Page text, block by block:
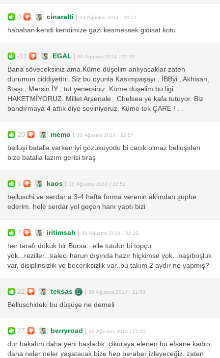
0 cinaralti | 30 Ağustos 2014 | 23:02
hababan kendi kendimize gazi kesmessek gidisat kotu
-11 EGAL | 30 Ağustos 2014 | 22:59
Bana söveceksiniz ama.Küme düşelim anlıyacaklar zaten
durumun ciddiyetini. Siz bu oyunla Kasımpaşayı , İBByi , Akhisarı,
8taşı , Mersin İY , tut yenersiniz. Küme düşelim bu ligi
HAKETMİYORUZ. Millet Arsenale , Chelsea ye kafa tutuyor. Biz
bandırmaya 4 attık diye seviniyoruz. Küme tek ÇARE ! . .
20 memo | 30 Ağustos 2014 | 22:57
belluşi batalla varken iyi gözüküyodu bi cacık olmaz belluşiden
bize batalla lazım gerisi tıraş
5 kaos | 30 Ağustos 2014 | 22:51
belluschi ve serdar a 3-4 hafta forma verenin aklından şüphe
ederim. hele serdar yol geçen hanı yaptı bizi
7 iritimsah | 30 Ağustos 2014 | 22:30
her tarafı dökük bir Bursa...elle tutulur bi topçu
yok...reziller...kaleci harun dışında hazır hiçkimse yok...başıboşluk
var, disiplinsizlik ve beceriksizlik var..bu takım 2 aydır ne yapmış?
22 teksas | 30 Ağustos 2014 | 21:58
Belluschideki bu düşüşe ne demeli
27 berryroad | 30 Ağustos 2014 | 21:53
dur bakalım daha yeni başladık. çikuraya elenen bu efsane kadro
daha neler neler yaşatacak bize hep beraber izleyeceğiz. zaten